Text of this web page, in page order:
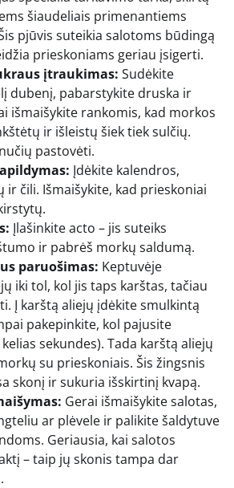
šiaudeliais primenantiems
pjūvis suteikia salotoms būdingą
prieskoniams geriau įsigerti.
įtraukimas: Sudėkite
dubenį, pabarstykite druska ir
išmaišykite rankomis, kad morkos
ir išleistų šiek tiek sulčių.
pastovėti.
Įdėkite kalendros,
ir čili. Išmaišykite, kad prieskoniai
Įlašinkite acto – jis suteiks
ir pabrėš morkų saldumą.
paruošimas: Keptuvėje
iki tol, kol jis taps karštas, tačiau
Į karštą aliejų įdėkite smulkintą
pakepinkite, kol pajusite
sekundes). Tada karštą aliejų
su prieskoniais. Šis žingsnis
skonį ir sukuria išskirtinį kvapą.
Gerai išmaišykite salotas,
ar plėvele ir palikite šaldytuve
Geriausia, kai salotos
– taip jų skonis tampa dar